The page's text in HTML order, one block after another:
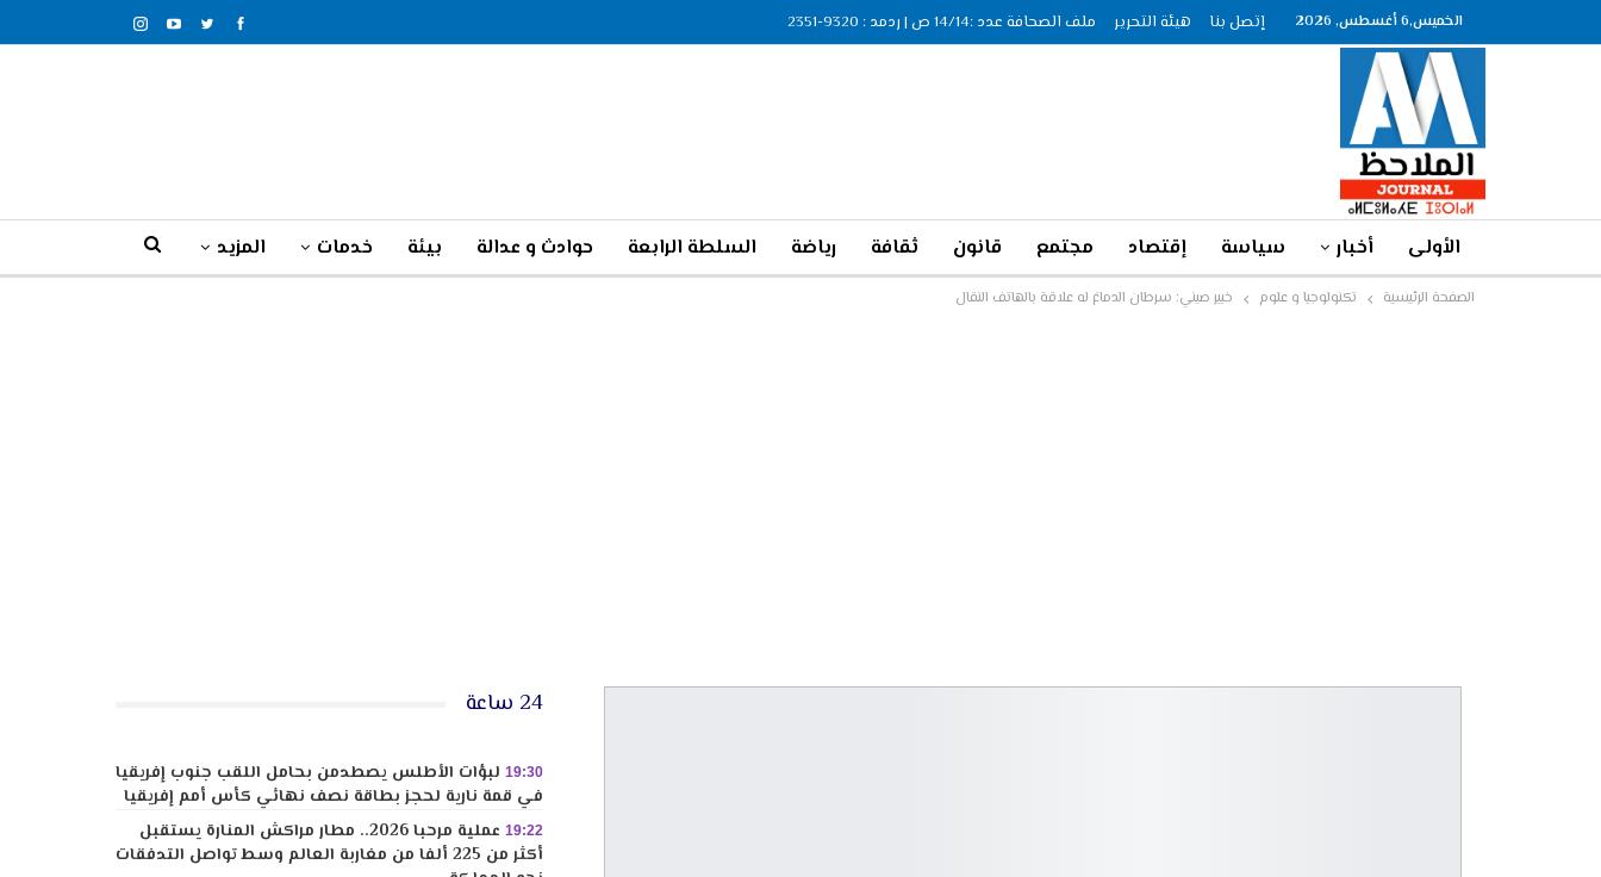
الخميس,6 أغسطس, 2026 إتصل بنا هيئة التحرير ملف الصحافة عدد :14/14 ص | ردمد : 9320-2351
الأولى أخبار سياسة إقتصاد مجتمع قانون ثقافة رياضة السلطة الرابعة حوادث و عدالة بيئة خدمات المزيد
الصفحة الرئيسية تكنولوجيا و علوم خبير صيني: سرطان الدماغ له علاقة بالهاتف النقال
24 ساعة
19:30 لبؤات الأطلس يصطدمن بحامل اللقب جنوب إفريقيا
في قمة نارية لحجز بطاقة نصف نهائي كأس أمم إفريقيا
19:22
عملية مرحبا 2026.. مطار مراكش المنارة يستقبل
أكثر من 225 ألفا من مغاربة العالم وسط تواصل التدفقات